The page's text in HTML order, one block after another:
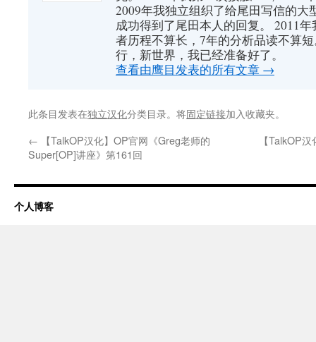
2009年我独立组织了给尾田写信的大
成功得到了尾田本人的回复。 2011
者历程不算长，7年的分析品读不算
行，新世界，我已经准备好了。
查看由鹰目发表的所有文章 →
此条目发表在独立汉化分类目录。将固定链接加入收藏夹。
← 【TalkOP汉化】OP官网《Greg老师的
Super[OP]讲座》第161回
【TalkOP
个人博客